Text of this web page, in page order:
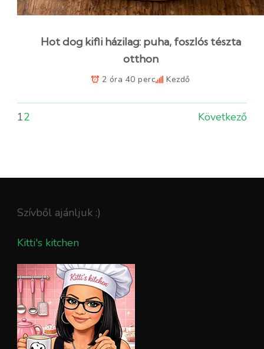
Hot dog kifli házilag: puha, foszlós tészta
otthon
2 óra 40 perc Kezdő
12 Következő
Szívből ajánljuk :)
Kitti's kitchen